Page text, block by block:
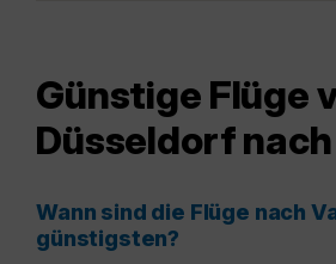
Günstige Flüge
Düsseldorf
Wann sind die Flüge nach
günstigsten?